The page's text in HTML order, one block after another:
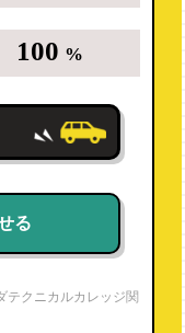
100 %
る
クニカルカレッジ関